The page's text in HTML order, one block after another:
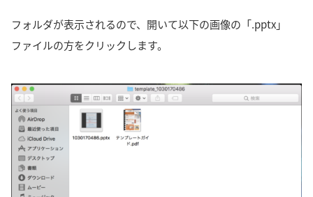
フォルダが表示されるので、開いて以下の画像の「.pptx」
ファイルの方をクリックします。